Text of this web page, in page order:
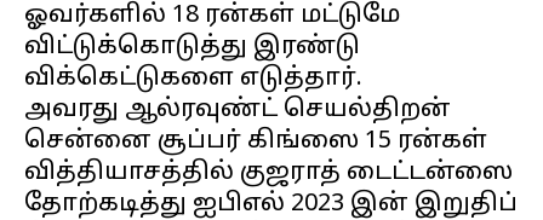
ஓவர்களில் 18 ரன்கள் மட்டுமே
விட்டுக்கொடுத்து இரண்டு
விக்கெட்டுகளை எடுத்தார்.
அவரது ஆல்ரவுண்ட் செயல்திறன்
சென்னை சூப்பர் கிங்ஸை 15 ரன்கள்
வித்தியாசத்தில் குஜராத் டைட்டன்ஸை
தோற்கடித்து ஐபிஎல் 2023 இன் இறுதிப்